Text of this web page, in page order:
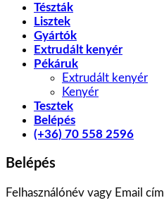
Tészták
Lisztek
Gyártók
Extrudált kenyér
Pékáruk
Extrudált kenyér
Kenyér
Tesztek
Belépés
(+36) 70 558 2596
Belépés
Felhasználónév vagy Email cím